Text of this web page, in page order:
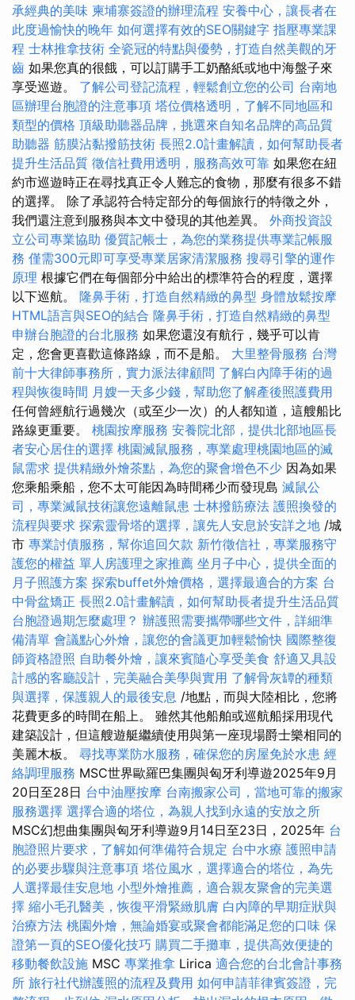
承經典的美味 柬埔寨簽證的辦理流程 安養中心，讓長者在
此度過愉快的晚年 如何選擇有效的SEO關鍵字 指壓專業課
程 士林推拿技術 全瓷冠的特點與優勢，打造自然美觀的牙
齒 如果您真的很餓，可以訂購手工奶酪紙或地中海盤子來
享受巡遊。 了解公司登記流程，輕鬆創立您的公司 台南地
區辦理台胞證的注意事項 塔位價格透明，了解不同地區和
類型的價格 頂級助聽器品牌，挑選來自知名品牌的高品質
助聽器 筋膜沾黏撥筋技術 長照2.0計畫解讀，如何幫助長者
提升生活品質 徵信社費用透明，服務高效可靠 如果您在紐
約市巡遊時正在尋找真正令人難忘的食物，那麼有很多不錯
的選擇。 除了承認符合特定部分的每個旅行的特徵之外，
我們還注意到服務與本文中發現的其他差異。 外商投資設
立公司專業協助 優質記帳士，為您的業務提供專業記帳服
務 僅需300元即可享受專業居家清潔服務 搜尋引擎的運作
原理 根據它們在每個部分中給出的標準符合的程度，選擇
以下巡航。 隆鼻手術，打造自然精緻的鼻型 身體放鬆按摩
HTML語言與SEO的結合 隆鼻手術，打造自然精緻的鼻型
申辦台胞證的台北服務 如果您還沒有航行，幾乎可以肯
定，您會更喜歡這條路線，而不是船。 大里整骨服務 台灣
前十大律師事務所，實力派法律顧問 了解白內障手術的過
程與恢復時間 月嫂一天多少錢，幫助您了解產後照護費用
任何曾經航行過幾次（或至少一次）的人都知道，這艘船比
路線更重要。 桃園按摩服務 安養院北部，提供北部地區長
者安心居住的選擇 桃園滅鼠服務，專業處理桃園地區的滅
鼠需求 提供精緻外燴茶點，為您的聚會增色不少 因為如果
您乘船乘船，您不太可能因為時間稀少而發現島 滅鼠公
司，專業滅鼠技術讓您遠離鼠患 士林撥筋療法 護照換發的
流程與要求 探索靈骨塔的選擇，讓先人安息於安詳之地 /城
市 專業討債服務，幫你追回欠款 新竹徵信社，專業服務守
護您的權益 單人房護理之家推薦 坐月子中心，提供全面的
月子照護方案 探索buffet外燴價格，選擇最適合的方案 台
中骨盆矯正 長照2.0計畫解讀，如何幫助長者提升生活品質
台胞證過期怎麼處理？ 辦護照需要攜帶哪些文件，詳細準
備清單 會議點心外燴，讓您的會議更加輕鬆愉快 國際整復
師資格證照 自助餐外燴，讓來賓隨心享受美食 舒適又具設
計感的客廳設計，完美融合美學與實用 了解骨灰罈的種類
與選擇，保護親人的最後安息 /地點，而與大陸相比，您將
花費更多的時間在船上。 雖然其他船舶或巡航船採用現代
建築設計，但這艘遊艇繼續使用與第一座現場爵士樂相同的
美麗木板。 尋找專業防水服務，確保您的房屋免於水患 經
絡調理服務 MSC世界歐羅巴集團與匈牙利導遊2025年9月
20日至28日 台中油壓按摩 台南搬家公司，當地可靠的搬家
服務選擇 選擇合適的塔位，為親人找到永遠的安放之所
MSC幻想曲集團與匈牙利導遊9月14日至23日，2025年 台
胞證照片要求，了解如何準備符合規定 台中水療 護照申請
的必要步驟與注意事項 塔位風水，選擇適合的塔位，為先
人選擇最佳安息地 小型外燴推薦，適合親友聚會的完美選
擇 縮小毛孔醫美，恢復平滑緊緻肌膚 白內障的早期症狀與
治療方法 桃園外燴，無論婚宴或聚會都能滿足您的口味 保
證第一頁的SEO優化技巧 購買二手攤車，提供高效便捷的
移動餐飲設施 MSC 專業推拿 Lirica 適合您的台北會計事務
所 旅行社代辦護照的流程及費用 如何申請菲律賓簽證，完